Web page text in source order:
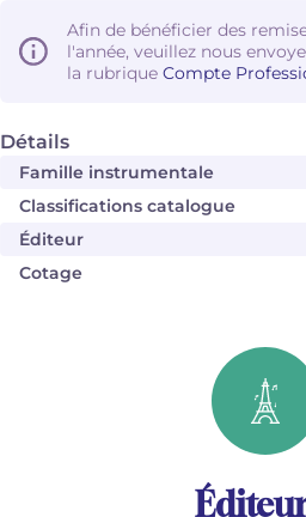
Détails
Famille instrumentale
Classifications catalogue
Éditeur
Cotage
Afin de bénéficier des
l'année, veuillez nous
la rubrique Compte